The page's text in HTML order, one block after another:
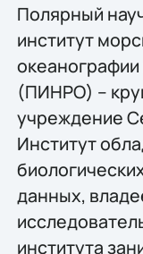
Полярный
институт
(ПИНРО) –
учреждение
Институт
данных,
института